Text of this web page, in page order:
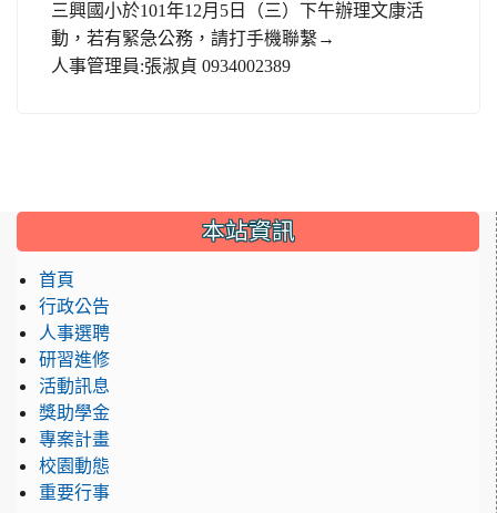
三興國小於101年12月 5 日（三）下午辦理文康活
動，若有緊急公務，請打手機聯繫→
人事管理員:張淑貞 0934002389
本站資訊
首頁
行政公告
人事選聘
研習進修
活動訊息
獎助學金
專案計畫
校園動態
重要行事